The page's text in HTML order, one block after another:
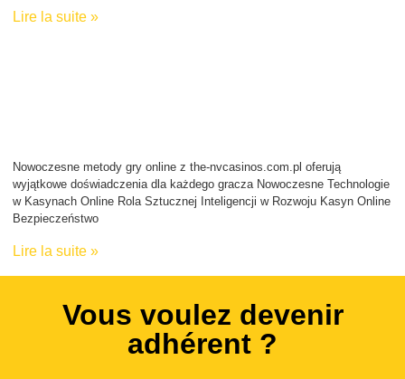
Lire la suite »
Nowoczesne metody gry online z the-nvcasinos.com.pl oferują
wyjątkowe doświadczenia dla każdego gracza Nowoczesne Technologie
w Kasynach Online Rola Sztucznej Inteligencji w Rozwoju Kasyn Online
Bezpieczeństwo
Lire la suite »
Vous voulez devenir
adhérent ?